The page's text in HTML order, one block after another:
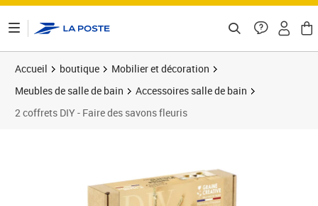
Accueil boutique
Mobilier et décoration
Meubles de salle de bain
Accessoires salle de bain
2 coffrets DIY - Faire des savons fleuris